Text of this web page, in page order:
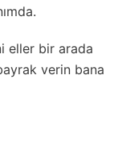
eller bir arada
verin bana